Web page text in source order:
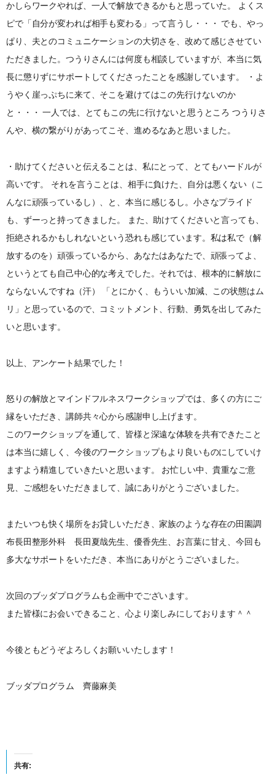
かしらワークやれば、一人で解放できるかもと思っていた。 よくス
ピで「自分が変われば相手も変わる」って言うし・・・ でも、やっ
ぱり、夫とのコミュニケーションの大切さを、改めて感じさせてい
ただきました。つうりさんには何度も相談していますが、本当に気
長に懲りずにサポートしてくださったことを感謝しています。 ・よ
うやく崖っぷちに来て、そこを避けてはこの先行けないのか
と・・・ 一人では、とてもこの先に行けないと思うところ つうりさ
んや、横の繋がりがあってこそ、進めるなあと思いました。
・助けてくださいと伝えることは、私にとって、とてもハードルが
高いです。 それを言うことは、相手に負けた、自分は悪くない（こ
んなに頑張っているし）、と、本当に感じるし。小さなプライド
も、ずーっと持ってきました。 また、助けてくださいと言っても、
拒絶されるかもしれないという恐れも感じています。私は私で（解
放するのを）頑張っているから、あなたはあなたで、頑張ってよ、
というとても自己中心的な考えでした。それでは、根本的に解放に
ならないんですね（汗） 「とにかく、もういい加減、この状態はム
リ」と思っているので、コミットメント、行動、勇気を出してみた
いと思います。
以上、アンケート結果でした！
怒りの解放とマインドフルネスワークショップでは、多くの方にご
縁をいただき、講師共々心から感謝申し上げます。
このワークショップを通して、皆様と深遠な体験を共有できたこと
は本当に嬉しく、今後のワークショップもより良いものにしていけ
ますよう精進していきたいと思います。 お忙しい中、貴重なご意
見、ご感想をいただきまして、誠にありがとうございました。
またいつも快く場所をお貸しいただき、家族のような存在の田園調
布長田整形外科 長田夏哉先生、優香先生、お言葉に甘え、今回も
多大なサポートをいただき、本当にありがとうございました。
次回のブッダプログラムも企画中でございます。
また皆様にお会いできること、心より楽しみにしております＾＾
今後ともどうぞよろしくお願いいたします！
ブッダプログラム 齊藤麻美
共有: